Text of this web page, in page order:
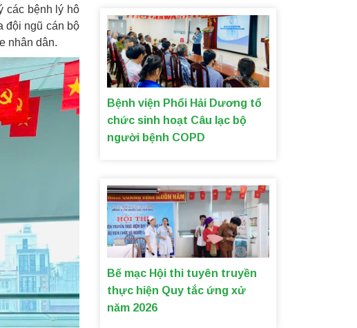
các bệnh lý hô
đội ngũ cán bộ
nhân dân.
Bệnh viện Phổi Hải Dương tổ
chức sinh hoạt Câu lạc bộ
người bệnh COPD
Bế mạc Hội thi tuyên truyền
thực hiện Quy tắc ứng xử
năm 2026